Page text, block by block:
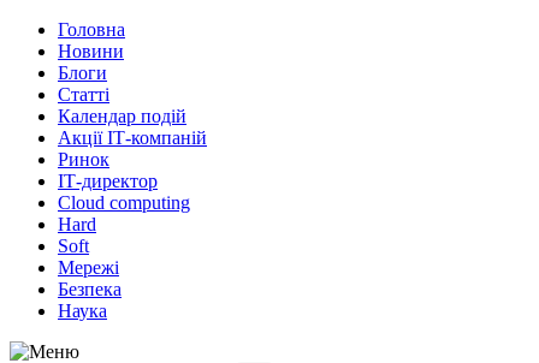
Головна
Новини
Блоги
Статті
Календар подій
Акції ІТ-компаній
Ринок
ІТ-директор
Cloud computing
Hard
Soft
Мережі
Безпека
Наука